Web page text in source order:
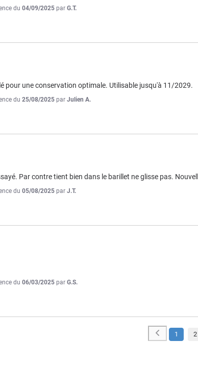
du 04/09/2025 par G.T.
pour une conservation optimale. Utilisable jusqu'à 11/2029.
du 25/08/2025 par Julien A.
Par contre tient bien dans le barillet ne glisse pas.
du 05/08/2025 par J.T.
du 06/03/2025 par G.S.
1 2